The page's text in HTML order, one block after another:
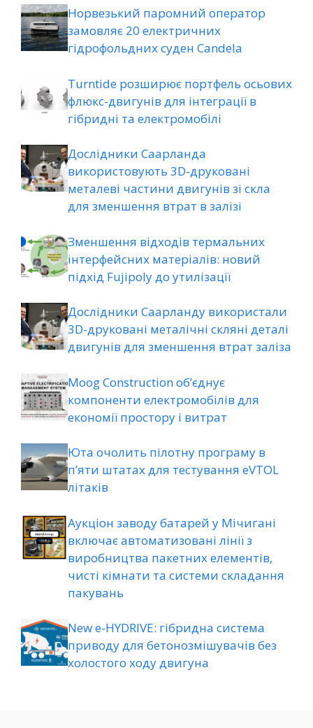
Норвезький паромний оператор
замовляє 20 електричних
гідрофольдних суден Candela
Turntide розширює портфель осьових
флюкс-двигунів для інтеграції в
гібридні та електромобілі
Дослідники Саарланда
використовують 3D-друковані
металеві частини двигунів зі скла
для зменшення втрат в залізі
Зменшення відходів термальних
інтерфейсних матеріалів: новий
підхід Fujipoly до утилізації
Дослідники Саарланду використали
3D-друковані металічні скляні деталі
двигунів для зменшення втрат заліза
Moog Construction об’єднує
компоненти електромобілів для
економії простору і витрат
Юта очолить пілотну програму в
п’яти штатах для тестування eVTOL
літаків
Аукціон заводу батарей у Мічигані
включає автоматизовані лінії з
виробництва пакетних елементів,
чисті кімнати та системи складання
пакувань
New e-HYDRIVE: гібридна система
приводу для бетонозмішувачів без
холостого ходу двигуна